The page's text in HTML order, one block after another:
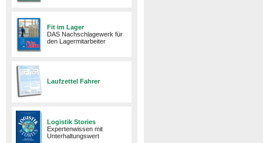
Fit im Lager
DAS Nachschlagewerk für
den Lagermitarbeiter
Laufzettel Fahrer
Logistik Stories
Expertenwissen mit
Unterhaltungswert